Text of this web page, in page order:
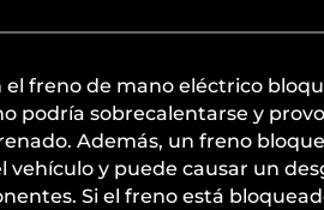
el freno de mano eléctrico
podría sobrecalentarse y
Además, un freno
y puede causar un
Si el freno está